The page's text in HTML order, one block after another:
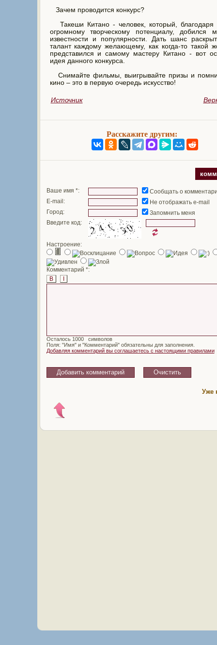
Зачем проводится конкурс?
Такеши Китано - человек, который, благодаря
огромному творческому потенциалу, добился
известности и популярности. Дать шанс
талант каждому желающему, как когда-то такой
представился и самому мастеру Китано - вот
идея данного конкурса.
Снимайте фильмы, выигрывайте призы и
кино – это в первую очередь искусство!
Источник
Расскажите другим:
Ваше имя *:
Сообщать о
E-mail:
Не отображать e-mail
Город:
Запомнить меня
Введите код:
Настроение:
Комментарий *:
B
I
Осталось
символов
Поля: "Имя" и "Комментарий" обязательны для заполнения.
Добавляя комментарий вы соглашаетесь с настоящими правилами
Уже